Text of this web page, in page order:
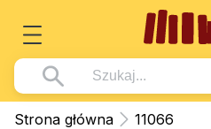
Książki
Strona główna
11066